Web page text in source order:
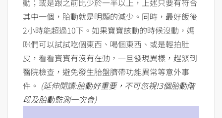
動；或是跟之前比少於一半以上，上述只要有符合
其中一個，胎動就是明顯的減少。同時，最好飯後
2小時能超過10下。如果寶寶該動的時候沒動，媽
咪們可以試試吃個東西、喝個東西、或是輕拍肚
皮，看看寶寶有沒有在動，一旦發現異樣，趕緊到
醫院檢查，避免發生胎盤臍帶功能異常等意外事
件。 (延伸閱讀:胎動好重要，不可忽視!3個胎動階
段及胎動監測一次會)